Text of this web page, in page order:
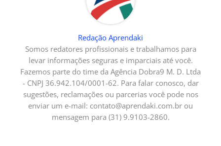
Redação Aprendaki
Somos redatores profissionais e trabalhamos para
levar informações seguras e imparciais até você.
Fazemos parte do time da Agência Dobra9 M. D. Ltda
- CNPJ 36.942.104/0001-62. Para falar conosco, dar
sugestões, reclamações ou parcerias você pode nos
enviar um e-mail: contato@aprendaki.com.br ou
mensagem para (31) 9.9103-2860.